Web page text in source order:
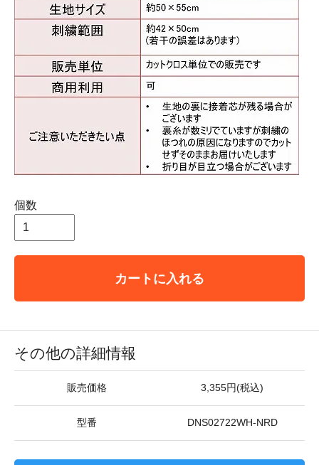
個数
カートに入れる
その他の詳細情報
販売価格 3,355円(税込)
型番 DNS02722WH-NRD